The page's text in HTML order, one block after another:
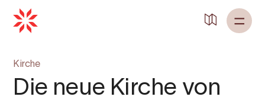
Kirche
Die neue Kirche von